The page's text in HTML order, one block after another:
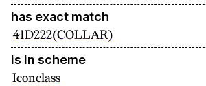
has exact match
41D222(COLLAR)
is in scheme
Iconclass